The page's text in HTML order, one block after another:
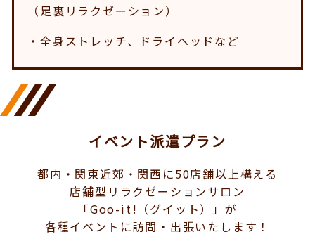
（足裏リラクゼーション）
・全身ストレッチ、ドライヘッドなど
イベント派遣プラン
都内・関東近郊・関西に50店舗以上構える
店舗型リラクゼーションサロン
「Goo-it!（グイット）」が
各種イベントに訪問・出張いたします！